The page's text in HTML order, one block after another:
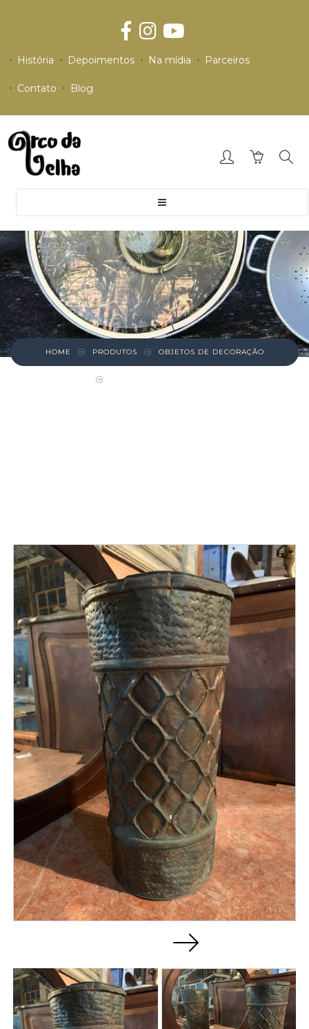
História Depoimentos Na mídia Parceiros
Contato Blog
HOME PRODUTOS OBJETOS DE DECORAÇÃO